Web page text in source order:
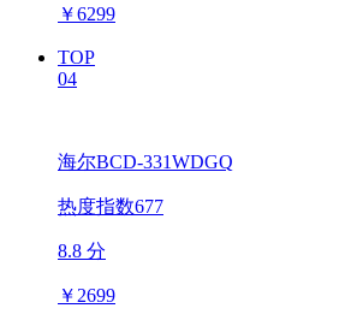
￥6299
TOP
04
海尔BCD-331WDGQ
热度指数677
8.8 分
￥ 2699